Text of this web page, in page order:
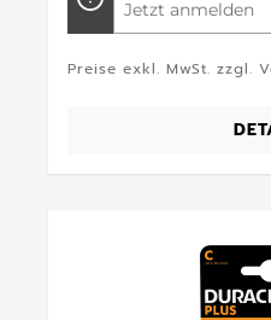
Jetzt anmelden
Preise exkl. MwSt. zzgl.